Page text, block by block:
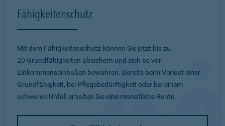
Fähigkeitenschutz
Mit dem Fähigkeitenschutz können Sie jetzt bis zu
20 Grundfähigkeiten absichern und sich so vor
Einkommenseinbußen bewahren. Bereits beim Verlust einer
Grundfähigkeit, bei Pflegebedürftigkeit oder bei einem
schweren Unfall erhalten Sie eine monatliche Rente.